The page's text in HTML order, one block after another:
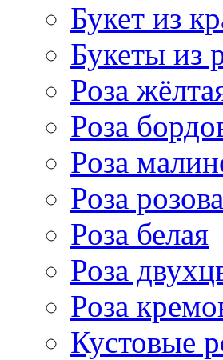
Букет из
Букеты из
Роза
Роза
Роза
Роза
Роза белая
Роза
Роза
Кустовые